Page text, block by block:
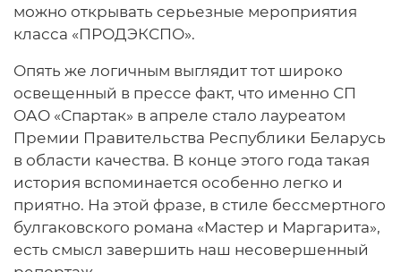
можно открывать серьезные мероприятия
класса «ПРОДЭКСПО».
Опять же логичным выглядит тот широко
освещенный в прессе факт, что именно СП
ОАО «Спартак» в апреле стало лауреатом
Премии Правительства Республики Беларусь
в области качества. В конце этого года такая
история вспоминается особенно легко и
приятно. На этой фразе, в стиле бессмертного
булгаковского романа «Мастер и Маргарита»,
есть смысл завершить наш несовершенный